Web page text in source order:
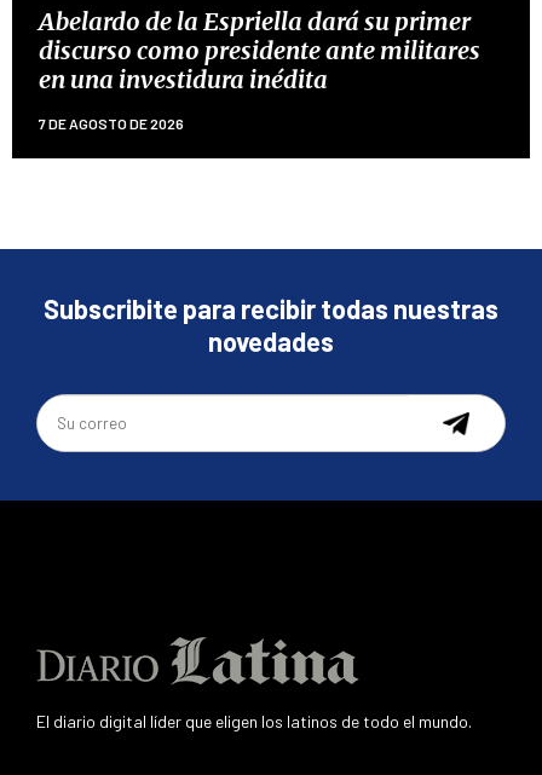
Abelardo de la Espriella dará su primer
discurso como presidente ante militares
en una investidura inédita
7 DE AGOSTO DE 2026
Subscribite para recibir todas nuestras
novedades
El diario digital líder que eligen los latinos de todo el mundo.